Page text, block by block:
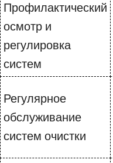
Профилактический
осмотр и
регулировка
систем
Регулярное
обслуживание
систем очистки